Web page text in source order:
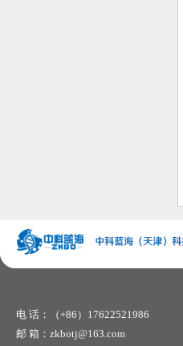
电 话：（+86）17622521986
邮 箱：zkbotj@163.com